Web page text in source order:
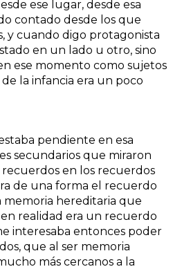
ese lugar, desde esa
contado desde los que
y cuando digo protagonista
en un lado u otro, sino
ese momento como sujetos
la infancia era un poco
pendiente en esa
secundarios que miraron
en los recuerdos
de una forma el recuerdo
hereditaria que
realidad era un recuerdo
interesaba entonces poder
que al ser memoria
más cercanos a la